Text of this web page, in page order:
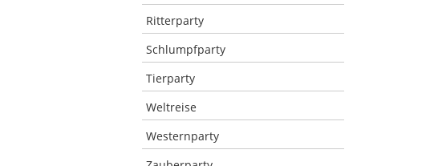
Ritterparty
Schlumpfparty
Tierparty
Weltreise
Westernparty